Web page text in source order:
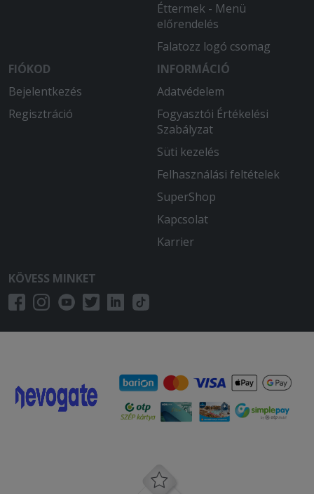
Éttermek - Menü
előrendelés
Falatozz logó csomag
FIÓKOD
Bejelentkezés
Regisztráció
INFORMÁCIÓ
Adatvédelem
Fogyasztói Értékelési
Szabályzat
Süti kezelés
Felhasználási feltételek
SuperShop
Kapcsolat
Karrier
KÖVESS MINKET